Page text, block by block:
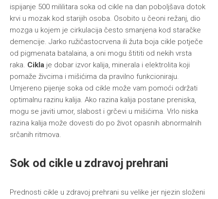
ispijanje 500 mililitara soka od cikle na dan poboljšava dotok
krvi u mozak kod starijih osoba. Osobito u čeoni režanj, dio
mozga u kojem je cirkulacija često smanjena kod staračke
demencije. Jarko ružičastocrvena ili žuta boja cikle potječe
od pigmenata batalaina, a oni mogu štititi od nekih vrsta
raka. Cikla je dobar izvor kalija, minerala i elektrolita koji
pomaže živcima i mišićima da pravilno funkcioniraju.
Umjereno pijenje soka od cikle može vam pomoći održati
optimalnu razinu kalija. Ako razina kalija postane preniska,
mogu se javiti umor, slabost i grčevi u mišićima. Vrlo niska
razina kalija može dovesti do po život opasnih abnormalnih
srčanih ritmova.
Sok od cikle u zdravoj prehrani
Prednosti cikle u zdravoj prehrani su velike jer njezin složeni